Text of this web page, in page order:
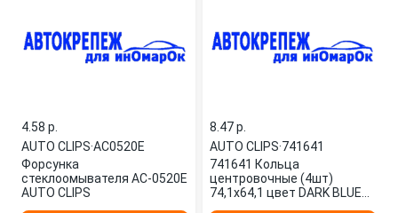
4.58 p.
AUTO CLIPS·AC0520E
Форсунка
стеклоомывателя AC-0520E
AUTO CLIPS
8.47 p.
AUTO CLIPS·741641
741641 Кольца
центровочные (4шт)
74,1х64,1 цвет DARK BLUE